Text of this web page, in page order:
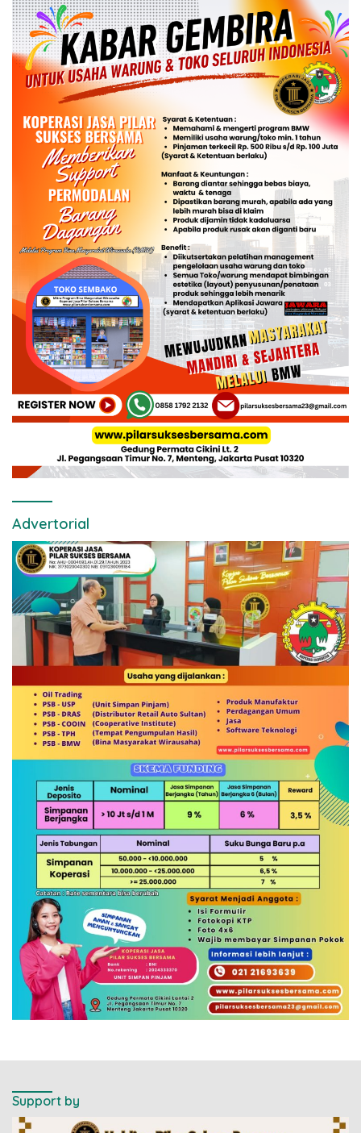
Advertorial
Support by